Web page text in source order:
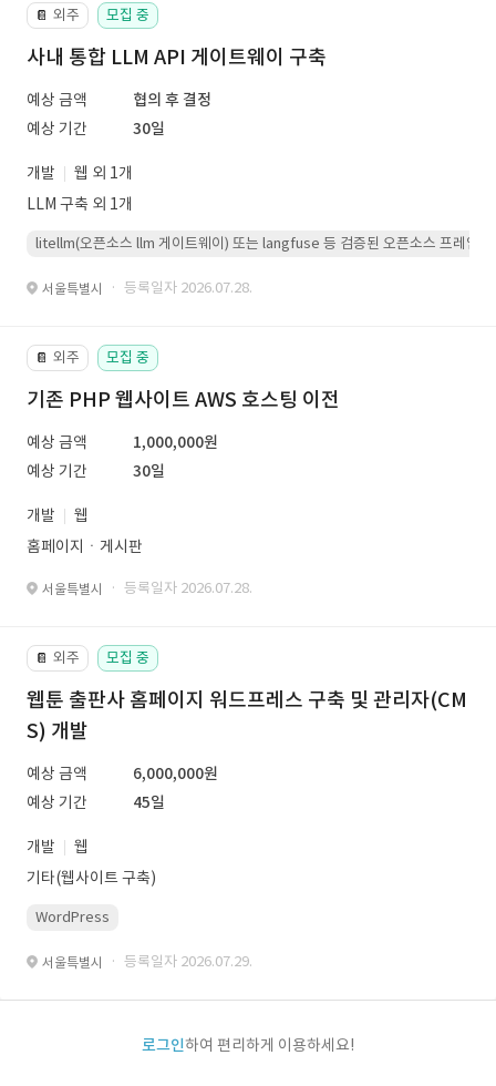
📔 외주 모집 중
사내 통합 LLM API 게이트웨이 구축
예상 금액
협의 후 결정
예상 기간
30일
개발
웹 외 1개
LLM 구축 외 1개
litellm(오픈소스 llm 게이트웨이) 또는 langfuse 등 검증된 오픈소스 프레임워
서울특별시 · 등록일자 2026.07.28.
📔 외주 모집 중
기존 PHP 웹사이트 AWS 호스팅 이전
예상 금액
1,000,000원
예상 기간
30일
개발
웹
홈페이지ㆍ게시판
서울특별시 · 등록일자 2026.07.28.
📔 외주 모집 중
웹툰 출판사 홈페이지 워드프레스 구축 및 관리자(CM
S) 개발
예상 금액
6,000,000원
예상 기간
45일
개발
웹
기타(웹사이트 구축)
WordPress
서울특별시 · 등록일자 2026.07.29.
로그인하여 편리하게 이용하세요!